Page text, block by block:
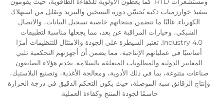
بتنفيذ خوارزميات ذكية تُحسّن دورة التسخين والتبريد وتقلل من استهلاك
الكهرباء. غالبًا ما تتضمن منتجاتهم خاصية تسجيل البيانات، والاتصال
الشبكي، وخيارات المراقبة عن بعد، مما يجعلها مناسبة لتطبيقات
Industry 4.0. تعتبر السيطرة على الجودة والامتثال للتنظيمات أمرًا
أساسيًا في عملياتهم الإنتاجية، مما يضمن أن أجهزتهم التحكمية تلبي
المعايير الدولية والمطلوبات المتعلقة بالسلامة. يخدم هؤلاء الصانعون
صناعات متنوعة، بما في ذلك الأدوية، ومعالجة الأغذية، وتصنيع البلاستيك،
وإنتاج الرقائق شبه الموصلة، حيث يكون التحكم الدقيق في درجة الحرارة
حاسمًا لجودة المنتج وكفاءة العملية.